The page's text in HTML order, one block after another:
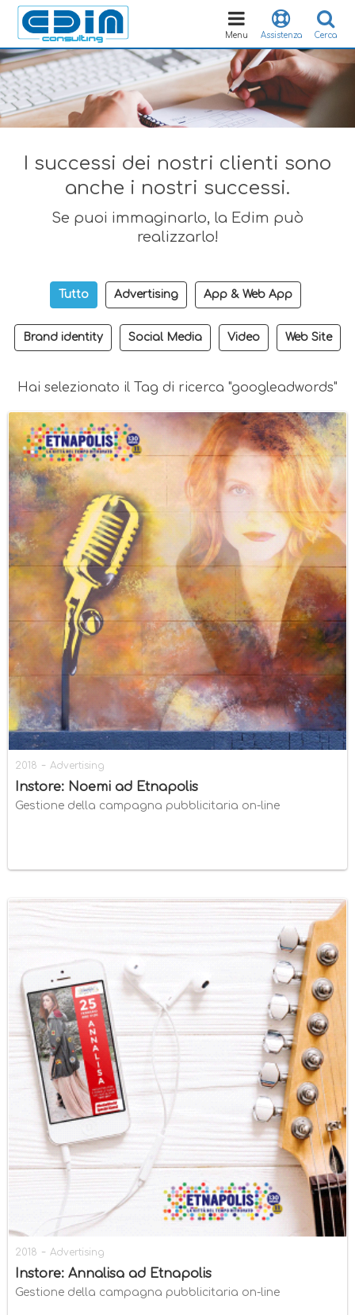
Cerca
Assistenza
Toggle
navigation
Menu
I successi dei nostri clienti sono
anche i nostri successi.
Se puoi immaginarlo, la Edim può
realizzarlo!
Tutto Advertising App & Web App
Brand identity Social Media Video Web Site
Hai selezionato il Tag di ricerca "googleadwords"
2018 - Advertising
Instore: Noemi ad Etnapolis
Gestione della campagna pubblicitaria on-line
2018 - Advertising
Instore: Annalisa ad Etnapolis
Gestione della campagna pubblicitaria on-line